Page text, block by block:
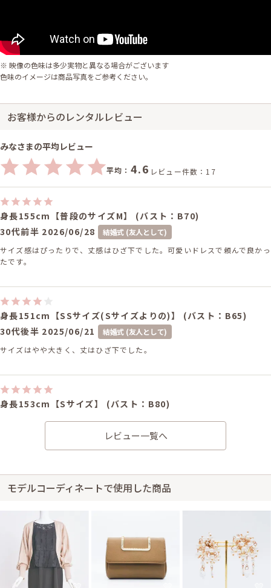
※ 映像の色味は多少実物と異なる場合がございます
色味のイメージは商品写真をご参考ください。
お客様からのレンタルレビュー
みなさまの平均レビュー
平均： 4.6 レビュー件数：17
身長155cm【普段のサイズM】 (バスト：B70)
30代前半 2026/06/28
結婚式 (友人として)
サイズ感はぴったりで、丈感はひざ下でした。可愛いドレスで頼んで良かっ
たです。
身長151cm【SSサイズ(Sサイズよりの)】 (バスト：B65)
30代後半 2025/06/21
結婚式 (友人として)
サイズはやや大きく、丈はひざ下でした。
身長153cm【Sサイズ】 (バスト：B80)
2025/06/15 結婚式 (友人として)
サイズはぴったりで、丈はひざ下でした。 満足です。
ッグ
レビュー一覧へ
モデルコーディネートで使用した商品